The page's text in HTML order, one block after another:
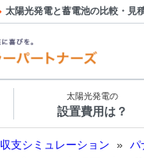
太陽光発電と蓄電池の比較・見
太陽光発電の
設置費用は？
支シミュレーション » パ